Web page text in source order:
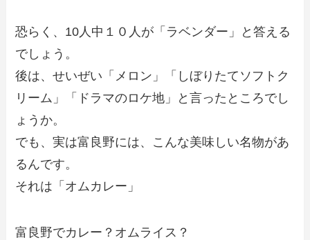
恐らく、10人中１０人が「ラベンダー」と答える
でしょう。
後は、せいぜい「メロン」「しぼりたてソフトク
リーム」「ドラマのロケ地」と言ったところでし
ょうか。
でも、実は富良野には、こんな美味しい名物があ
るんです。
それは「オムカレー」
富良野でカレー？オムライス？